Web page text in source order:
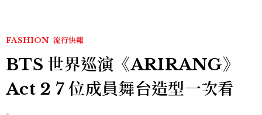
FASHION 流行快報
BTS 世界巡演《ARIRANG》
Act 2 7 位成員舞台造型一次看